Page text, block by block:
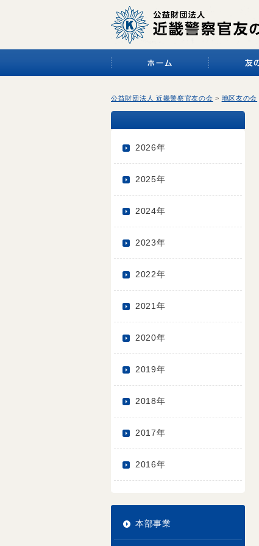
公益財団法人 近畿警察官友の会 > 地区友の会
2026年
2025年
2024年
2023年
2022年
2021年
2020年
2019年
2018年
2017年
2016年
本部事業